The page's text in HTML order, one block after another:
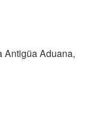
Antigüa Aduana,